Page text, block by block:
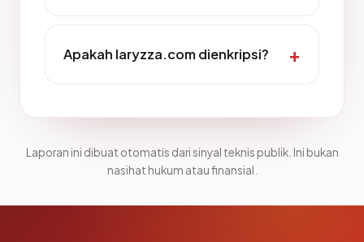
Apakah laryzza.com dienkripsi?
Laporan ini dibuat otomatis dari sinyal teknis publik. Ini bukan
nasihat hukum atau finansial.